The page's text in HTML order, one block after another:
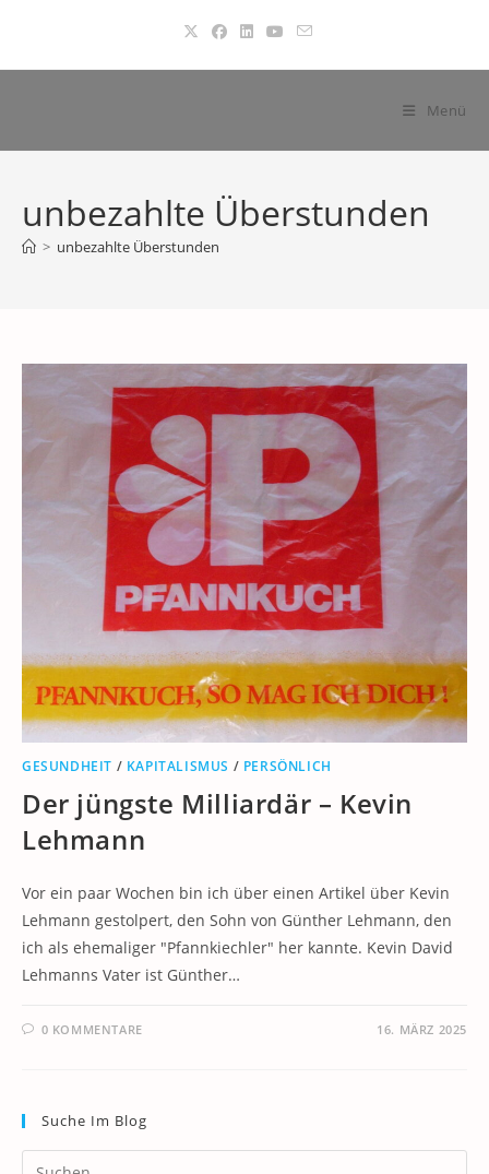
springen
Menü
unbezahlte Überstunden
> unbezahlte Überstunden
GESUNDHEIT / KAPITALISMUS / PERSÖNLICH
Der jüngste Milliardär – Kevin
Lehmann
Vor ein paar Wochen bin ich über einen Artikel über Kevin
Lehmann gestolpert, den Sohn von Günther Lehmann, den
ich als ehemaliger "Pfannkiechler" her kannte. Kevin David
Lehmanns Vater ist Günther…
0 KOMMENTARE 16. MÄRZ 2025
Suche Im Blog